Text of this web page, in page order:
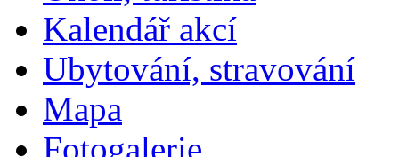
Kalendář akcí
Ubytování, stravování
Mapa
Fotogalerie